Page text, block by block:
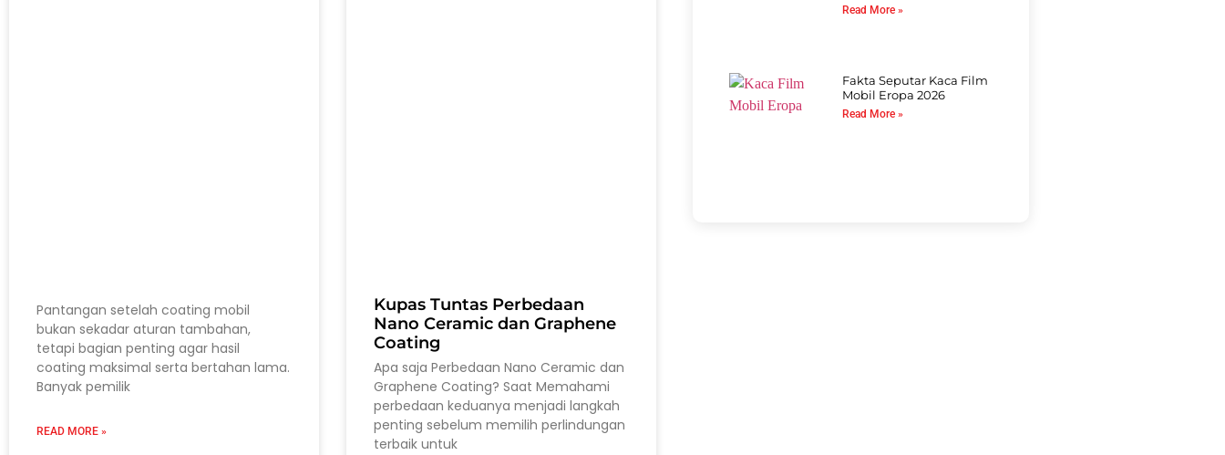
Pantangan setelah coating mobil
bukan sekadar aturan tambahan,
tetapi bagian penting agar hasil
coating maksimal serta bertahan lama.
Banyak pemilik
READ MORE »
Kupas Tuntas Perbedaan
Nano Ceramic dan Graphene
Coating
Apa saja Perbedaan Nano Ceramic dan
Graphene Coating? Saat Memahami
perbedaan keduanya menjadi langkah
penting sebelum memilih perlindungan
terbaik untuk
Read More »
Fakta Seputar Kaca Film
Mobil Eropa 2026
Read More »